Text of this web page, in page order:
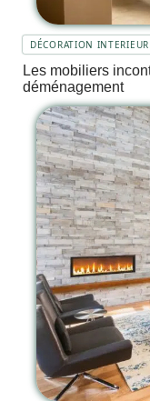
DÉCORATION
Les mobiliers
déménagement